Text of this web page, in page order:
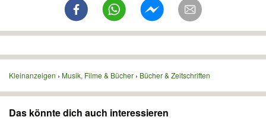
Kleinanzeigen Musik, Filme & Bücher Bücher & Zeitschriften
Das könnte dich auch interessieren